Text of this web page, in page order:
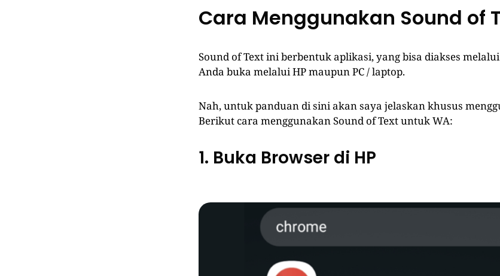
Cara Menggunakan Sound of
Sound of Text ini berbentuk aplikasi, yang bisa diakses
Anda buka melalui HP maupun PC / laptop.
Nah, untuk panduan di sini akan saya jelaskan khusus
Berikut cara menggunakan Sound of Text untuk WA:
1. Buka Browser di HP